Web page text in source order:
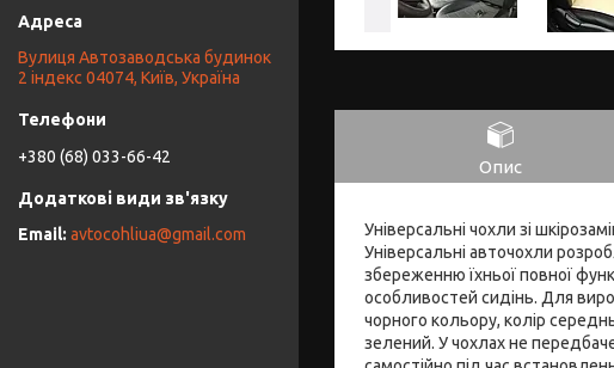
Опис
Універсальні чохли зі
Універсальні авточохли
збереженню їхньої повної
особливостей сидінь. Для
чорного кольору, колір
зелений. У чохлах не
Вулиця Автозаводська будинок
2 індекс 04074, Київ, Україна
+380 (68) 033-66-42
avtocohliua@gmail.com